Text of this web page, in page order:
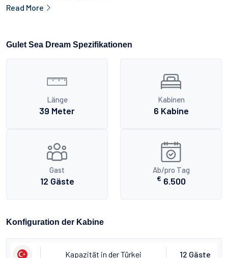
Read More
Gulet Sea Dream Spezifikationen
Länge
39 Meter
Kabinen
6 Kabine
Gast
12 Gäste
Ab/pro Tag
€ 6.500
Konfiguration der Kabine
Kapazität in der Türkei 12 Gäste